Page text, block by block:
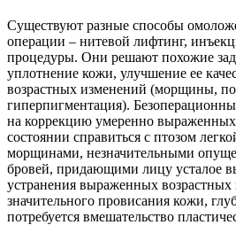
Существуют разные способы
операции – нитевой лифтинг,
процедуры. Они решают похожие
уплотнение кожи, улучшение ее
возрастных изменений (морщины,
гиперпигментация).
на коррекцию умеренно
состоянии справиться с птозом
морщинами, незначительными
бровей, придающими лицу усталое
устранения выраженных возрастных
значительного провисания кожи,
потребуется вмешательство